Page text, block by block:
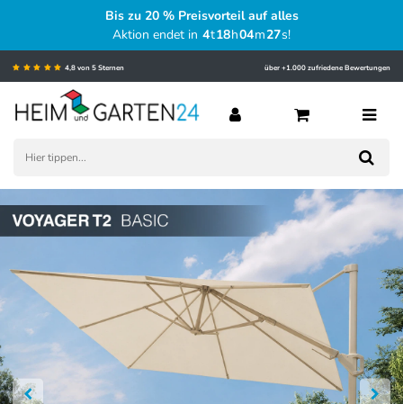
Bis zu 20 % Preisvorteil auf alles
Aktion endet in 4t18h04m26s!
4,8 von 5 Sternen über +1.000 zufriedene Bewertungen